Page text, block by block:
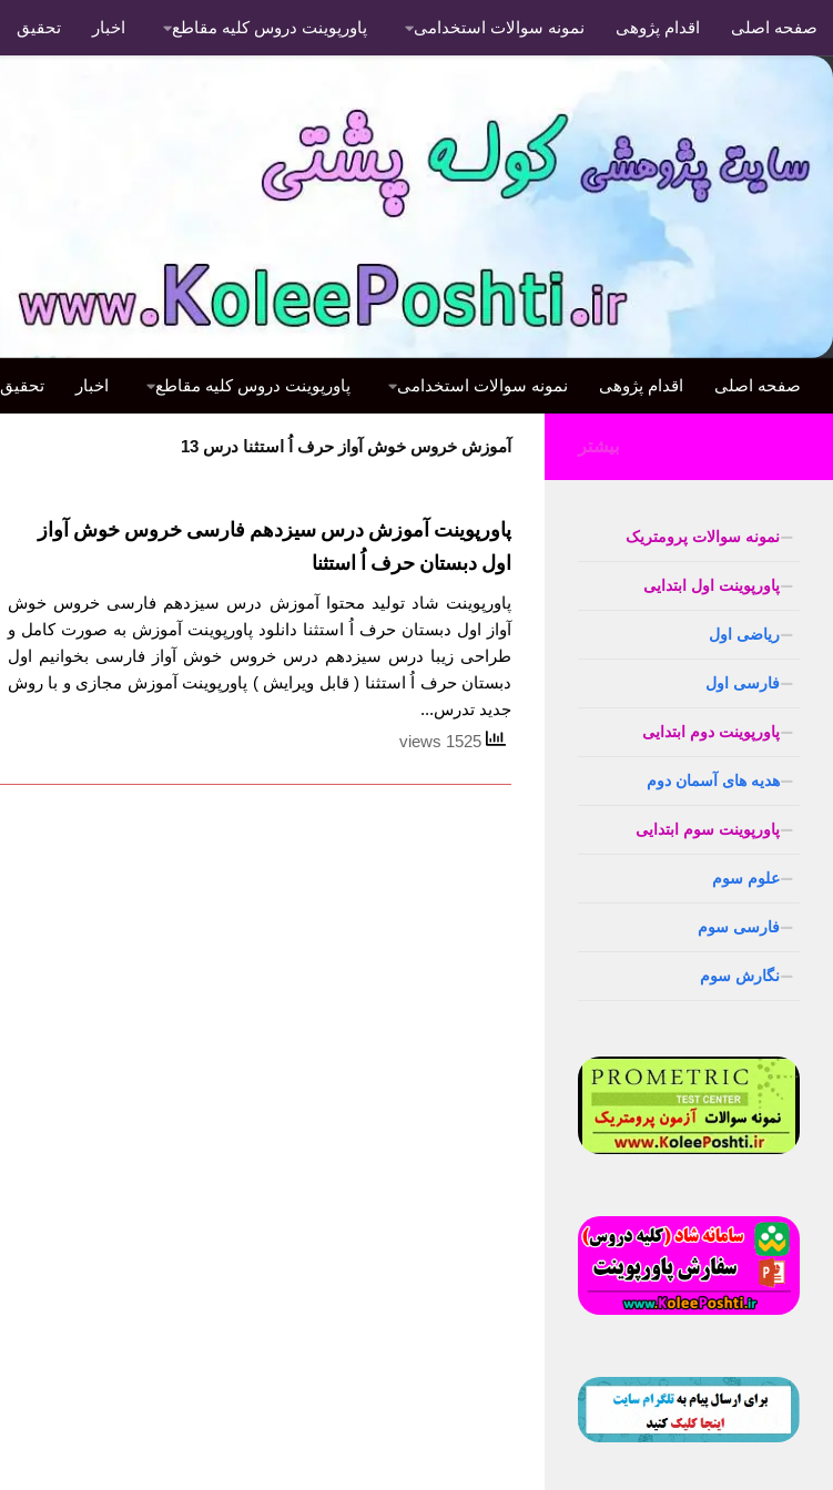
صفحه اصلی اقدام پژوهی نمونه سوالات استخدامی پاورپوینت دروس کلیه مقاطع اخبار تحقیق
صفحه اصلی اقدام پژوهی نمونه سوالات استخدامی پاورپوینت دروس کلیه مقاطع اخبار تحقیق
آموزش خروس خوش آواز حرف اُ استثنا درس 13
پاورپوینت آموزش درس سیزدهم فارسی خروس خوش آواز
اول دبستان حرف اُ استثنا
پاورپوینت شاد تولید محتوا آموزش درس سیزدهم فارسی خروس خوش
آواز اول دبستان حرف اُ استثنا دانلود پاورپوینت آموزش به صورت کامل و
طراحی زیبا درس سیزدهم درس خروس خوش آواز فارسی بخوانیم اول
دبستان حرف اُ استثنا ( قابل ویرایش ) پاورپوینت آموزش مجازی و با روش
جدید تدرس...
بیشتر
نمونه سوالات پرومتریک
پاورپوینت اول ابتدایی
ریاضی اول
فارسی اول
پاورپوینت دوم ابتدایی
هدیه های آسمان دوم
پاورپوینت سوم ابتدایی
علوم سوم
فارسی سوم
نگارش سوم